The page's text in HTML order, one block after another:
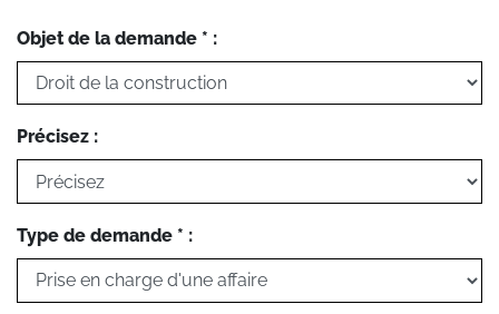
Objet de la demande * :
Précisez :
Type de demande * :